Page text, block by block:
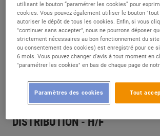
Joué-lès-Tours (37)
SUPERVISEUR DRIVE - H/F
publiée le 01 août 2026
Rivières (16)
RESPONSABLE ADJOINT EN
DISTRIBUTION - H/F
utilisant le bouton “paramétrer les cookies” pour
cookies. Vous pouvez également utiliser le bouton
autoriser le dépôt de tous les cookies. Enfin, si vous
"continuer sans accepter", nous ne pourrons déposer
strictement nécessaires au bon fonctionnement du
ou consentement des cookies) est enregistré pour ce
6 mois. Vous pouvez changer d'avis à tout moment en
"paramétrer les cookies" en bas de chaque page de
Tout
Paramètres des cookies